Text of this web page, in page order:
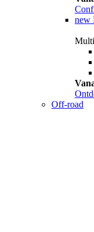
new
Off-road